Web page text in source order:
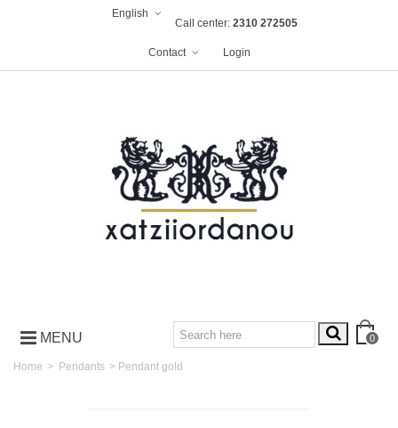
English
Call center: 2310 272505
Contact Login
MENU 0
Home > Pendants > Pendant gold